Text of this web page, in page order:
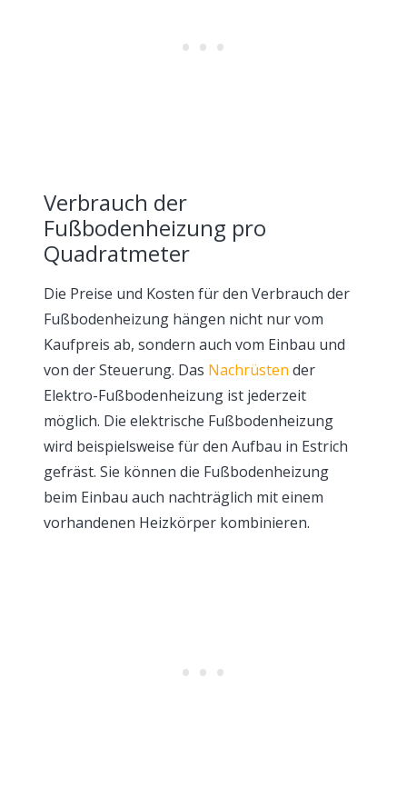
Verbrauch der
Fußbodenheizung pro
Quadratmeter
Die Preise und Kosten für den Verbrauch der
Fußbodenheizung hängen nicht nur vom
Kaufpreis ab, sondern auch vom Einbau und
von der Steuerung. Das Nachrüsten der
Elektro-Fußbodenheizung ist jederzeit
möglich. Die elektrische Fußbodenheizung
wird beispielsweise für den Aufbau in Estrich
gefräst. Sie können die Fußbodenheizung
beim Einbau auch nachträglich mit einem
vorhandenen Heizkörper kombinieren.